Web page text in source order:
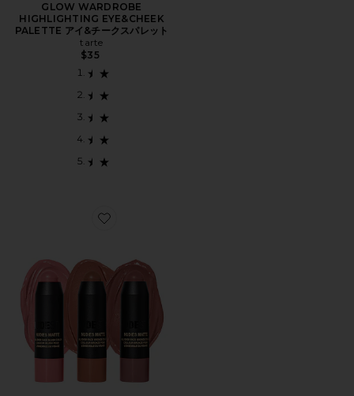
GLOW WARDROBE
HIGHLIGHTING EYE&CHEEK
PALETTE アイ&チークスパレット
tarte
$35
Favorite SUNKISSED BLUSH & BRONZE KIT チーク＆ブ